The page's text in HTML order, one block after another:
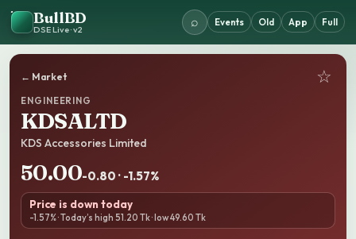
BullBD
DSE Live · v2
⌕ Events Old App Full
← Market ☆
ENGINEERING
KDSALTD
KDS Accessories Limited
50.00-0.80 · -1.57%
Price is down today
-1.57% · Today’s high 51.20 Tk · low 49.60 Tk